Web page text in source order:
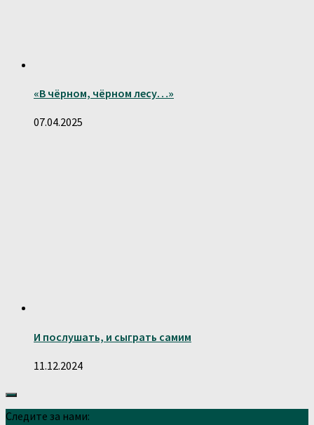
«В чёрном, чёрном лесу…»
07.04.2025
И послушать, и сыграть самим
11.12.2024
Следите за нами: